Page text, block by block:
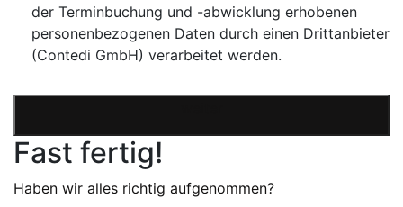
der Terminbuchung und -abwicklung erhobenen
personenbezogenen Daten durch einen Drittanbieter
(Contedi GmbH) verarbeitet werden.
Fast fertig!
Haben wir alles richtig aufgenommen?